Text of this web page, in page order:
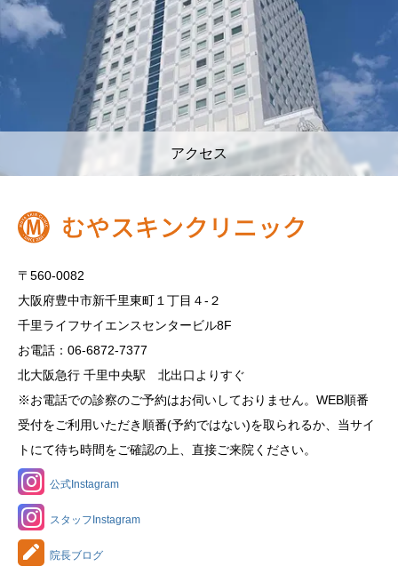
アクセス
〒560-0082
大阪府豊中市新千里東町１丁目４‐２
千里ライフサイエンスセンタービル8F
お電話：06-6872-7377
北大阪急行 千里中央駅 北出口よりすぐ
※お電話での診察のご予約はお伺いしておりません。WEB順番
受付をご利用いただき順番(予約ではない)を取られるか、当サイ
トにて待ち時間をご確認の上、直接ご来院ください。
公式Instagram
スタッフInstagram
院長ブログ